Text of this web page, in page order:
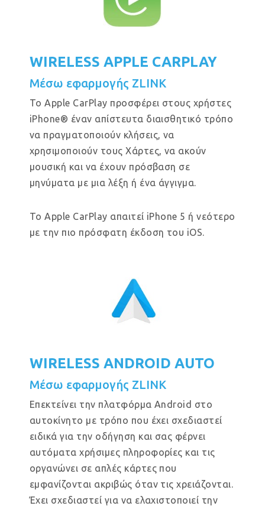
WIRELESS APPLE CARPLAY
Μέσω εφαρμογής ZLINK
Το Apple CarPlay προσφέρει στους χρήστες
iPhone® έναν απίστευτα διαισθητικό τρόπο
να πραγματοποιούν κλήσεις, να
χρησιμοποιούν τους Χάρτες, να ακούν
μουσική και να έχουν πρόσβαση σε
μηνύματα με μια λέξη ή ένα άγγιγμα.
Το Apple CarPlay απαιτεί iPhone 5 ή νεότερο
με την πιο πρόσφατη έκδοση του iOS.
WIRELESS ANDROID AUTO
Μέσω εφαρμογής ZLINK
Επεκτείνει την πλατφόρμα Android στο
αυτοκίνητο με τρόπο που έχει σχεδιαστεί
ειδικά για την οδήγηση και σας φέρνει
αυτόματα χρήσιμες πληροφορίες και τις
οργανώνει σε απλές κάρτες που
εμφανίζονται ακριβώς όταν τις χρειάζονται.
Έχει σχεδιαστεί για να ελαχιστοποιεί την